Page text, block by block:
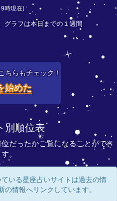
時現在)
グラフは本日までの１週間
ちらもチェック！
始めた
別順位表
だったかご覧になることができ
。
いる星座占いサイトは過去の情
情報へリンクしています。